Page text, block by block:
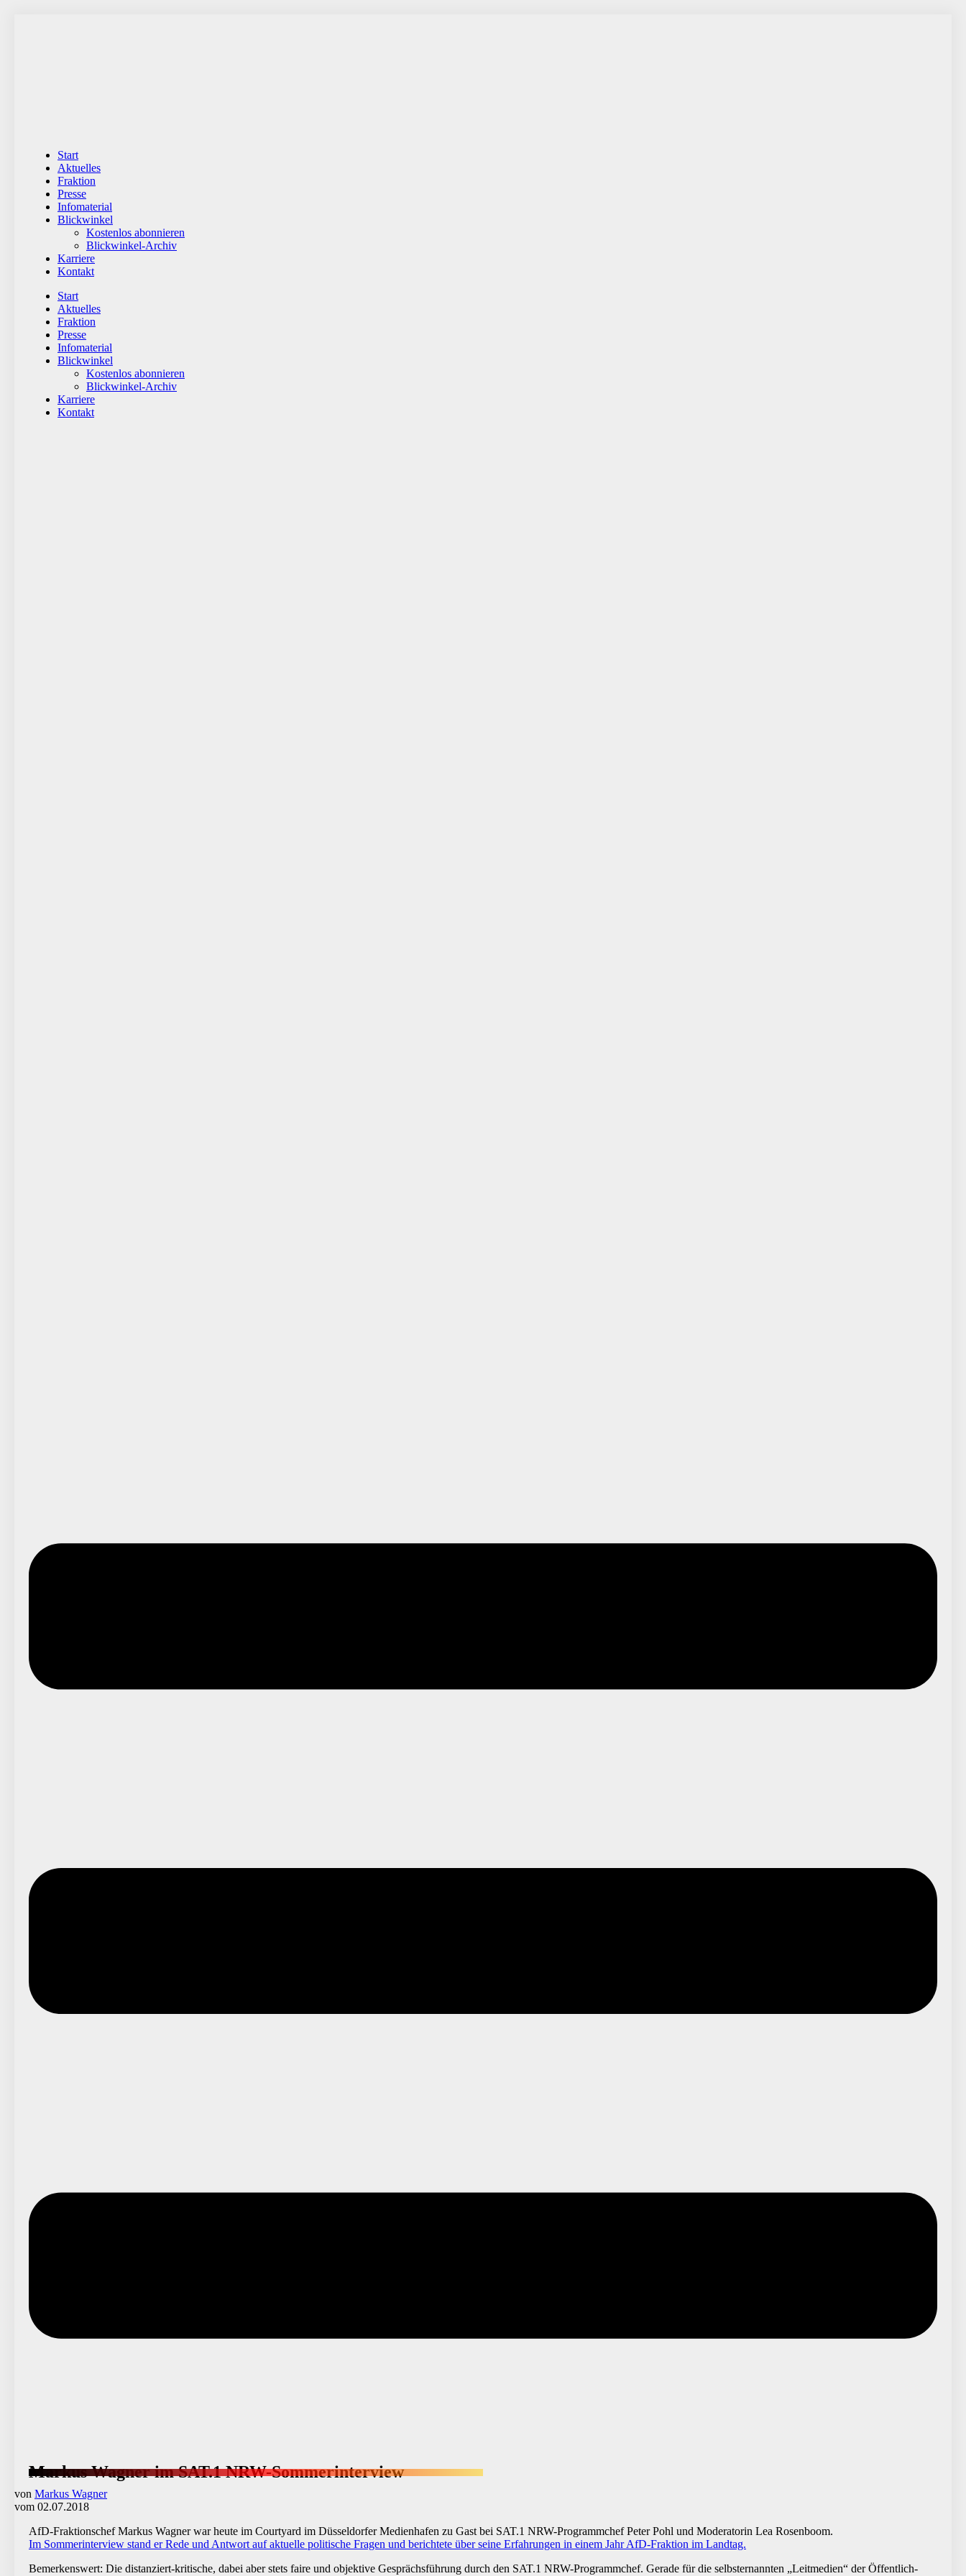
Start
Aktuelles
Fraktion
Presse
Infomaterial
Blickwinkel
Kostenlos abonnieren
Blickwinkel-Archiv
Karriere
Kontakt
Start
Aktuelles
Fraktion
Presse
Infomaterial
Blickwinkel
Kostenlos abonnieren
Blickwinkel-Archiv
Karriere
Kontakt
Markus Wagner im SAT.1 NRW-Sommerinterview
von Markus Wagner
vom 02.07.2018
AfD-Fraktionschef Markus Wagner war heute im Courtyard im Düsseldorfer Medienhafen zu Gast bei SAT.1 NRW-Programmchef Peter Pohl und Moderatorin Lea Rosenboom.
Im Sommerinterview stand er Rede und Antwort auf aktuelle politische Fragen und berichtete über seine Erfahrungen in einem Jahr AfD-Fraktion im Landtag.
Bemerkenswert: Die distanziert-kritische, dabei aber stets faire und objektive Gesprächsführung durch den SAT.1 NRW-Programmchef. Gerade für die selbsternannten „Leitmedien“ der Öffentlich-